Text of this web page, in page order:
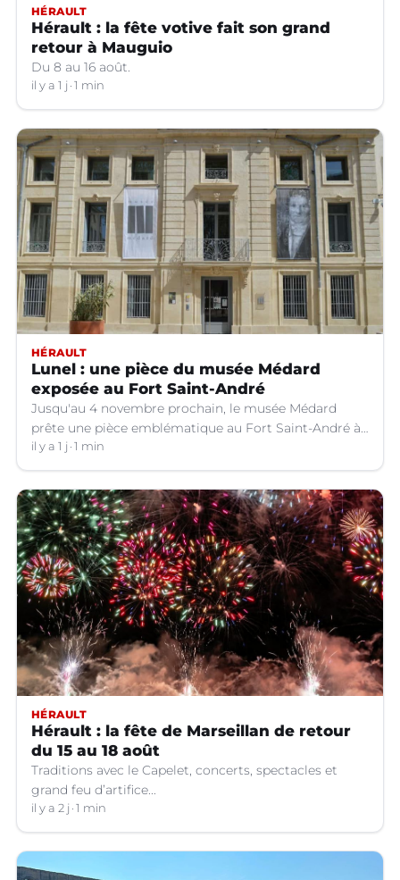
HÉRAULT
Hérault : la fête votive fait son grand
retour à Mauguio
Du 8 au 16 août.
il y a 1 j 1 min
HÉRAULT
Lunel : une pièce du musée Médard
exposée au Fort Saint-André
Jusqu'au 4 novembre prochain, le musée Médard
prête une pièce emblématique au Fort Saint-André à
Villeneuve-lez-Avignon (Gard).
il y a 1 j 1 min
HÉRAULT
Hérault : la fête de Marseillan de retour
du 15 au 18 août
Traditions avec le Capelet, concerts, spectacles et
grand feu d’artifice...
il y a 2 j 1 min